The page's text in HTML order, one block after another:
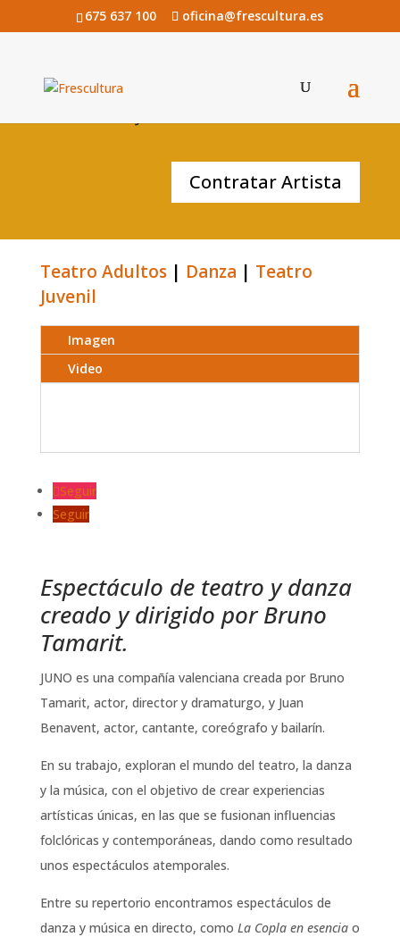
675 637 100 oficina@frescultura.es
Contratar Artista
Teatro Adultos| Danza | Teatro
Juvenil
Imagen
Video
Seguir
Seguir
Espectáculo de teatro y danza
creado y dirigido por Bruno
Tamarit.
JUNO es una compañía valenciana creada por Bruno
Tamarit, actor, director y dramaturgo, y Juan
Benavent, actor, cantante, coreógrafo y bailarín.
En su trabajo, exploran el mundo del teatro, la danza
y la música, con el objetivo de crear experiencias
artísticas únicas, en las que se fusionan influencias
folclóricas y contemporáneas, dando como resultado
unos espectáculos atemporales.
Entre su repertorio encontramos espectáculos de
danza y música en directo, como La Copla en esenciao